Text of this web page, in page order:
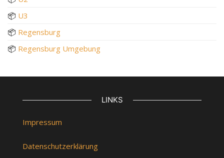
📦 U3
📦 Regensburg
📦 Regensburg Umgebung
LINKS
Impressum
Datenschutzerklärung